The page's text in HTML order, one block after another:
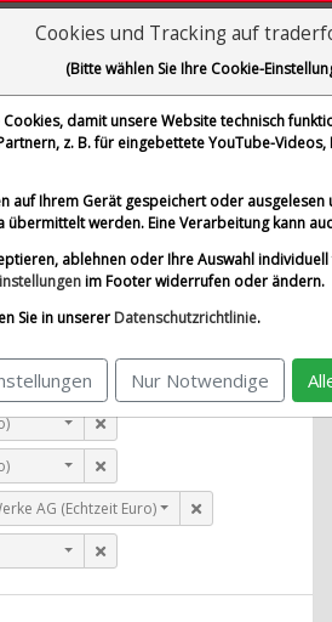
Inc.
SE, Allianz SE, Bayerische
Aktualisieren
USD)
AG (Echtzeit Euro)
Cookies und Tracking auf
(Bitte wählen Sie Ihre Cookie-
damit unsere Website technisch
z. B. für eingebettete YouTube-
auf Ihrem Gerät gespeichert oder
werden. Eine Verarbeitung kann
ablehnen oder Ihre Auswahl
im Footer widerrufen oder ändern.
Sie in unserer Datenschutzrichtlinie.
Nur Notwendige